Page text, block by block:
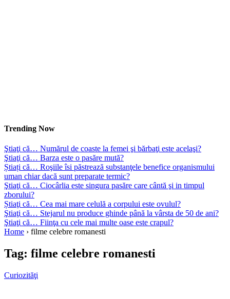
Trending Now
Ştiaţi că… Numărul de coaste la femei şi bărbaţi este acelaşi?
Ştiaţi că… Barza este o pasăre mută?
Știați că… Roşiile îsi păstrează substanţele benefice organismului
uman chiar dacă sunt preparate termic?
Ştiaţi că… Ciocârlia este singura pasăre care cântă şi in timpul
zborului?
Știaţi că… Cea mai mare celulă a corpului este ovulul?
Ştiaţi că… Stejarul nu produce ghinde până la vârsta de 50 de ani?
Ştiaţi că… Fiinţa cu cele mai multe oase este crapul?
Home › filme celebre romanesti
Tag: filme celebre romanesti
Curiozităţi